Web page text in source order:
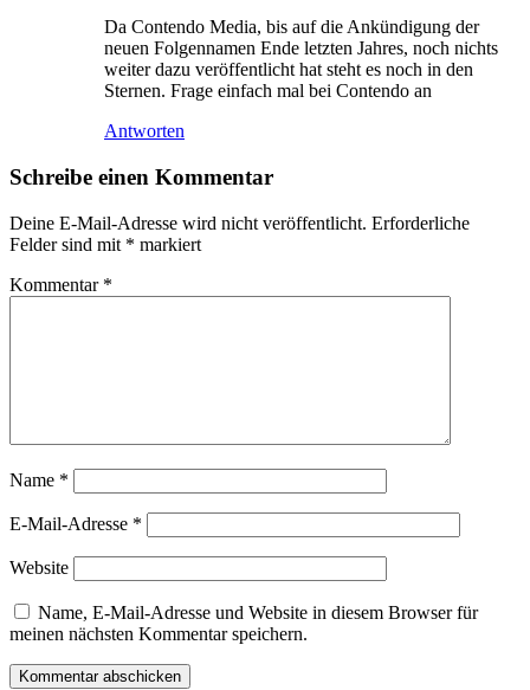
Da Contendo Media, bis auf die Ankündigung der
neuen Folgennamen Ende letzten Jahres, noch nichts
weiter dazu veröffentlicht hat steht es noch in den
Sternen. Frage einfach mal bei Contendo an
Antworten
Schreibe einen Kommentar
Deine E-Mail-Adresse wird nicht veröffentlicht. Erforderliche
Felder sind mit * markiert
Kommentar *
Name *
E-Mail-Adresse *
Website
Name, E-Mail-Adresse und Website in diesem Browser für
meinen nächsten Kommentar speichern.